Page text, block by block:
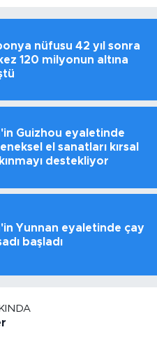
nüfusu 42 yıl sonra
120 milyonun altına
Guizhou eyaletinde
el sanatları kırsal
destekliyor
Yunnan eyaletinde çay
başladı